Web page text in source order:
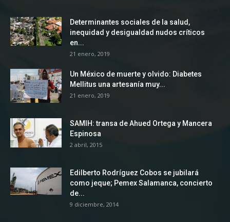
Determinantes sociales de la salud,
inequidad y desigualdad nudos críticos
en...
21 enero, 2019
Un México de muerte y olvido: Diabetes
Mellitus una artesanía muy...
21 enero, 2019
SAMIH: transa de Ahued Ortega y Mancera
Espinosa
2 abril, 2015
Edilberto Rodríguez Cobos se jubilará
como jeque; Pemex Salamanca, concierto
de...
9 diciembre, 2014